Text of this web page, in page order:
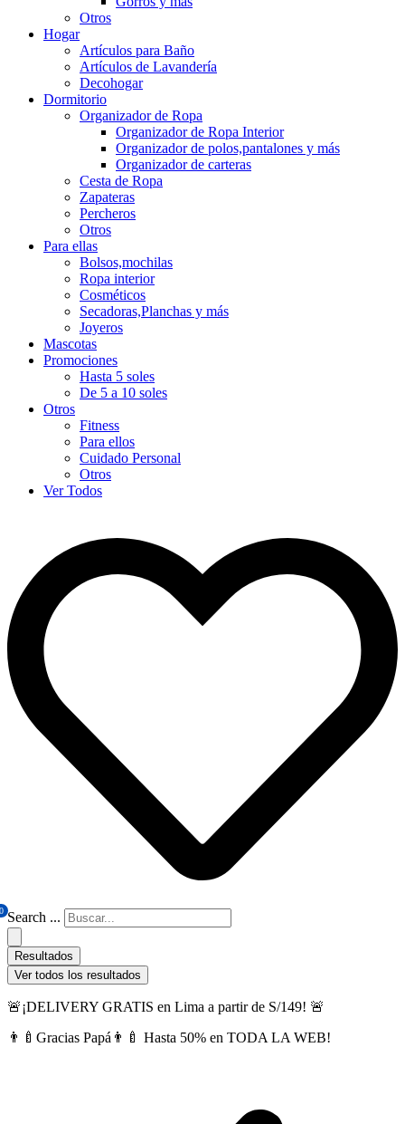
Otros
Hogar
Artículos para Baño
Artículos de Lavandería
Decohogar
Dormitorio
Organizador de Ropa
Organizador de Ropa Interior
Organizador de polos,pantalones y más
Organizador de carteras
Cesta de Ropa
Zapateras
Percheros
Otros
Para ellas
Bolsos,mochilas
Ropa interior
Cosméticos
Secadoras,Planchas y más
Joyeros
Mascotas
Promociones
Hasta 5 soles
De 5 a 10 soles
Otros
Fitness
Para ellos
Cuidado Personal
Otros
Ver Todos
0 Search ...
Resultados
Ver todos los resultados
🚨¡DELIVERY GRATIS en Lima a partir de S/149! 🚨
👨‍🍼Gracias Papá👨‍🍼 Hasta 50% en TODA LA WEB!